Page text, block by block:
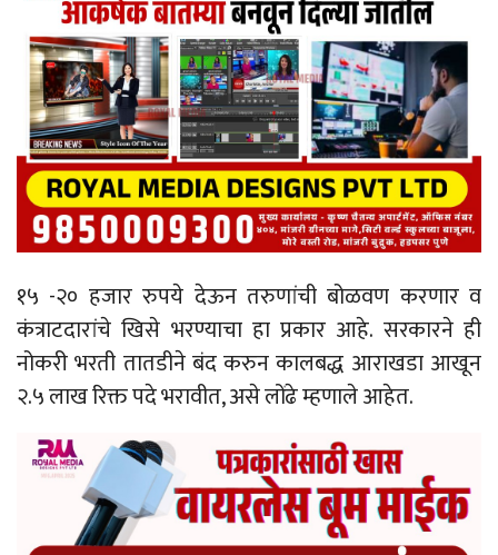
१५ -२० हजार रुपये देऊन तरुणांची बोळवण करणार व
कंत्राटदारांचे खिसे भरण्याचा हा प्रकार आहे. सरकारने ही
नोकरी भरती तातडीने बंद करुन कालबद्ध आराखडा आखून
२.५ लाख रिक्त पदे भरावीत, असे लोंढे म्हणाले आहेत.